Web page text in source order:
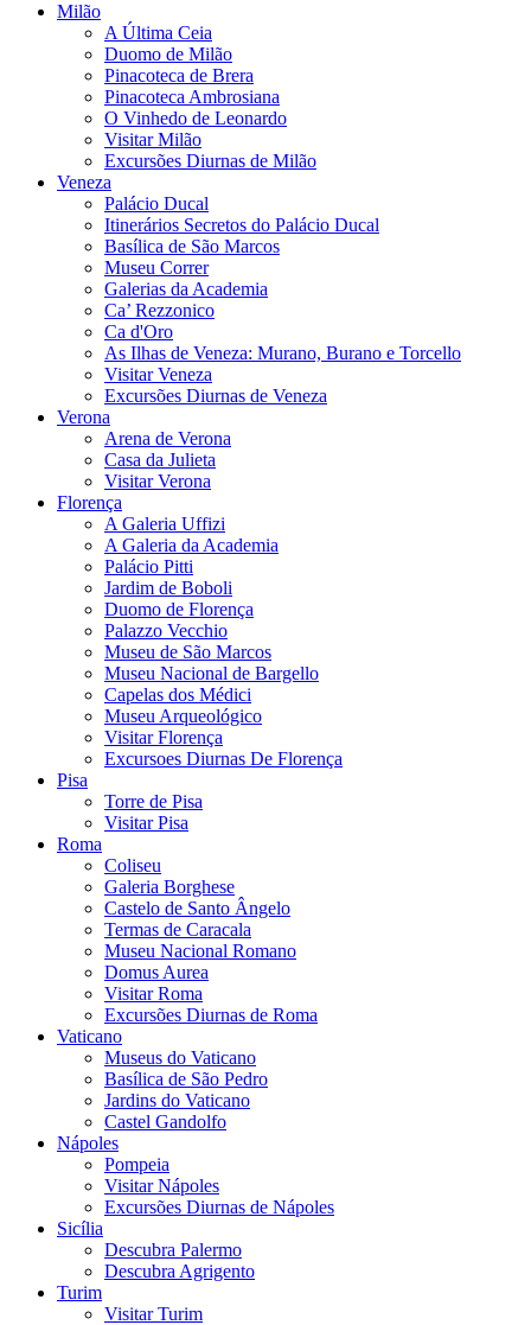
Milão
A Última Ceia
Duomo de Milão
Pinacoteca de Brera
Pinacoteca Ambrosiana
O Vinhedo de Leonardo
Visitar Milão
Excursões Diurnas de Milão
Veneza
Palácio Ducal
Itinerários Secretos do Palácio Ducal
Basílica de São Marcos
Museu Correr
Galerias da Academia
Ca’ Rezzonico
Ca d'Oro
As Ilhas de Veneza: Murano, Burano e Torcello
Visitar Veneza
Excursões Diurnas de Veneza
Verona
Arena de Verona
Casa da Julieta
Visitar Verona
Florença
A Galeria Uffizi
A Galeria da Academia
Palácio Pitti
Jardim de Boboli
Duomo de Florença
Palazzo Vecchio
Museu de São Marcos
Museu Nacional de Bargello
Capelas dos Médici
Museu Arqueológico
Visitar Florença
Excursoes Diurnas De Florença
Pisa
Torre de Pisa
Visitar Pisa
Roma
Coliseu
Galeria Borghese
Castelo de Santo Ângelo
Termas de Caracala
Museu Nacional Romano
Domus Aurea
Visitar Roma
Excursões Diurnas de Roma
Vaticano
Museus do Vaticano
Basílica de São Pedro
Jardins do Vaticano
Castel Gandolfo
Nápoles
Pompeia
Visitar Nápoles
Excursões Diurnas de Nápoles
Sicília
Descubra Palermo
Descubra Agrigento
Turim
Visitar Turim